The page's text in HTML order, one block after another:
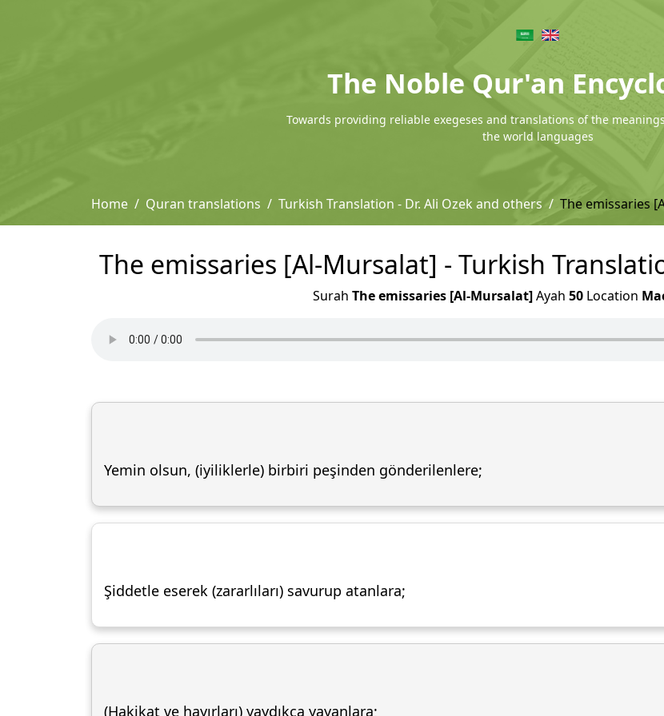
The Noble Qur'an
Towards providing reliable exegeses and translations of the
the world languages
Home Quran translations Turkish Translation - Dr. Ali Ozek and others The emissaries
The emissaries [Al-Mursalat] - Turkish
Surah The emissaries [Al-Mursalat]Ayah 50 Location
Yemin olsun, (iyiliklerle) birbiri peşinden gönderilenlere;
Şiddetle eserek (zararlıları) savurup atanlara;
(Hakikat ve hayırları) yaydıkça yayanlara;